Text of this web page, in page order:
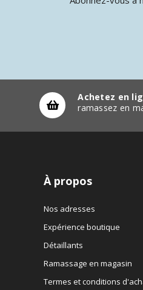
Achetez en
ramassez en
À propos
Nos adresses
Expérience boutique
Détaillants
Ramassage en magasin
Termes et conditions